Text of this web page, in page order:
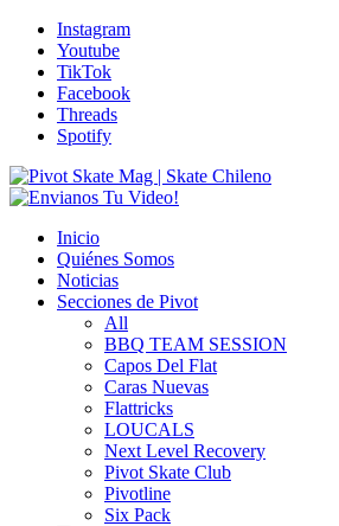
Instagram
Youtube
TikTok
Facebook
Threads
Spotify
Inicio
Quiénes Somos
Noticias
Secciones de Pivot
All
BBQ TEAM SESSION
Capos Del Flat
Caras Nuevas
Flattricks
LOUCALS
Next Level Recovery
Pivot Skate Club
Pivotline
Six Pack